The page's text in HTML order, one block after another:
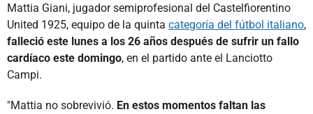
Mattia Giani, jugador semiprofesional del Castelfiorentino
United 1925, equipo de la quinta categoría del fútbol italiano,
falleció este lunes a los 26 años después de sufrir un fallo
cardíaco este domingo, en el partido ante el Lanciotto
Campi.
"Mattia no sobrevivió. En estos momentos faltan las